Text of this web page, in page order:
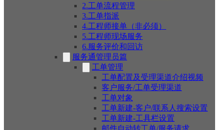
2.工单流程管理
3.工单指派
4.工程师接单（非必须）
5.工程师现场服务
6.服务评价和回访
服务通管理员篇
工单管理
工单配置及受理渠道介绍视频
客户服务/工单受理渠道
工单对象
工单新建-客户/联系人搜索设置
工单新建-工具栏设置
邮件自动转工单/服务请求